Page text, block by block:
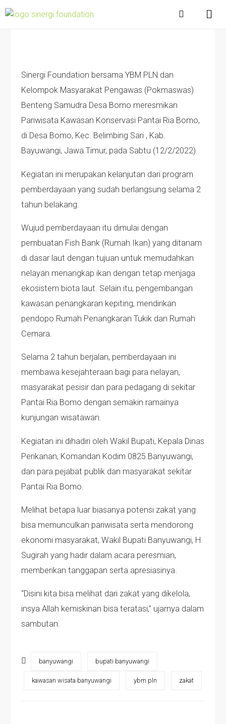
Sinergi Foundation bersama YBM PLN dan
Kelompok Masyarakat Pengawas (Pokmaswas)
Benteng Samudra Desa Bomo meresmikan
Pariwisata Kawasan Konservasi Pantai Ria Bomo,
di Desa Bomo, Kec. Belimbing Sari , Kab.
Bayuwangi, Jawa Timur, pada Sabtu (12/2/2022).
Kegiatan ini merupakan kelanjutan dari program
pemberdayaan yang sudah berlangsung selama 2
tahun belakang.
Wujud pemberdayaan itu dimulai dengan
pembuatan Fish Bank (Rumah Ikan) yang ditanam
di dasar laut dengan tujuan untuk memudahkan
nelayan menangkap ikan dengan tetap menjaga
ekosistem biota laut. Selain itu, pengembangan
kawasan penangkaran kepiting, mendirikan
pendopo Rumah Penangkaran Tukik dan Rumah
Cemara.
Selama 2 tahun berjalan, pemberdayaan ini
membawa kesejahteraan bagi para nelayan,
masyarakat pesisir dan para pedagang di sekitar
Pantai Ria Bomo dengan semakin ramainya
kunjungan wisatawan.
Kegiatan ini dihadiri oleh Wakil Bupati, Kepala Dinas
Perikanan, Komandan Kodim 0825 Banyuwangi,
dan para pejabat publik dan masyarakat sekitar
Pantai Ria Bomo.
Melihat betapa luar biasanya potensi zakat yang
bisa memunculkan pariwisata serta mendorong
ekonomi masyarakat, Wakil Bupati Banyuwangi, H.
Sugirah yang hadir dalam acara peresmian,
memberikan tanggapan serta apresiasinya.
“Disini kita bisa melihat dari zakat yang dikelola,
insya Allah kemiskinan bisa teratasi,” ujarnya dalam
sambutan.
banyuwangi bupati banyuwangi
kawasan wisata banyuwangi ybm pln zakat